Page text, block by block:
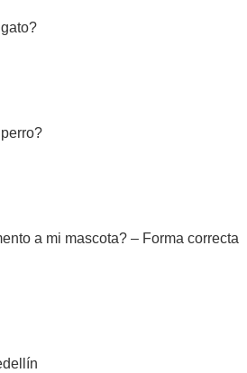
a mi mascota? – Forma correcta